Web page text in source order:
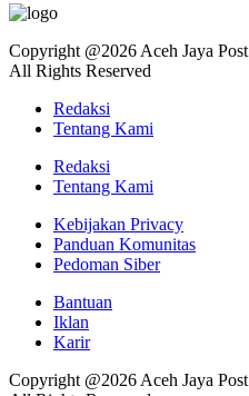
Copyright @2026 Aceh Jaya Post
All Rights Reserved
Redaksi
Tentang Kami
Redaksi
Tentang Kami
Kebijakan Privacy
Panduan Komunitas
Pedoman Siber
Bantuan
Iklan
Karir
Copyright @2026 Aceh Jaya Post